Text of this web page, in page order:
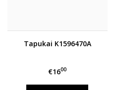
Tapukai K1596470A
€1600